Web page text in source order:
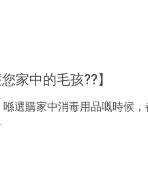
家中的毛孩??】
選購家中消毒用品嘅時候，